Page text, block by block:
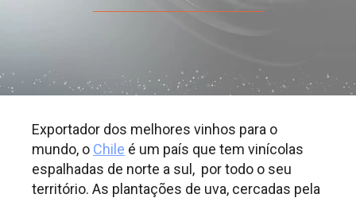
Exportador dos melhores vinhos para o
mundo, o Chile é um país que tem vinícolas
espalhadas de norte a sul, por todo o seu
território. As plantações de uva, cercadas pela